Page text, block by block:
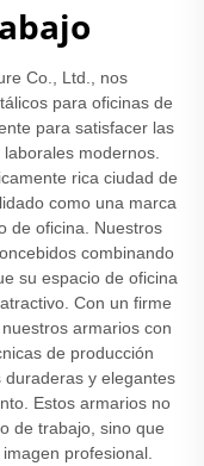
Co., Ltd., nos
para oficinas de
para satisfacer las
modernos.
rica ciudad de
como una marca
de oficina. Nuestros
combinando
su espacio de oficina
Con un firme
armarios con
de producción
y elegantes
Estos armarios no
de trabajo, sino que
profesional.